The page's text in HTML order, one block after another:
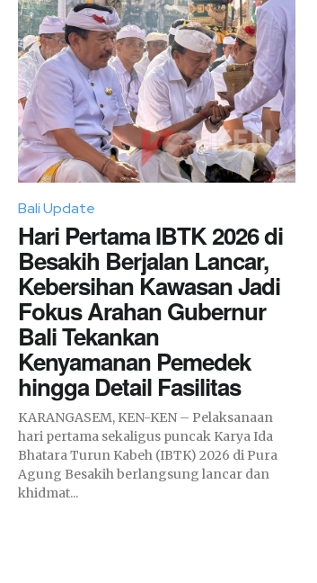
Bali Update
Hari Pertama IBTK 2026 di
Besakih Berjalan Lancar,
Kebersihan Kawasan Jadi
Fokus Arahan Gubernur
Bali Tekankan
Kenyamanan Pemedek
hingga Detail Fasilitas
KARANGASEM, KEN-KEN – Pelaksanaan
hari pertama sekaligus puncak Karya Ida
Bhatara Turun Kabeh (IBTK) 2026 di Pura
Agung Besakih berlangsung lancar dan
khidmat...